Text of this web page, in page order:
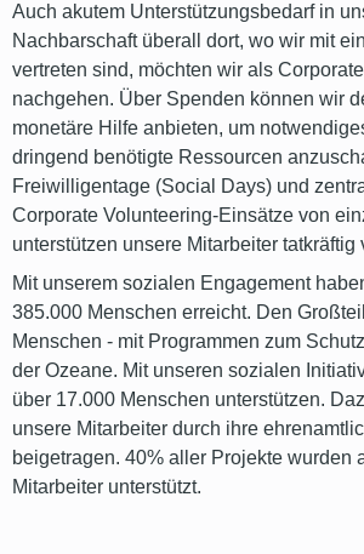
Auch akutem Unterstützungsbedarf in
Nachbarschaft überall dort, wo wir mit
vertreten sind, möchten wir als
nachgehen. Über Spenden können wir
monetäre Hilfe anbieten, um
dringend benötigte Ressourcen
Freiwilligentage (Social Days) und
Corporate Volunteering-Einsätze von
unterstützen unsere Mitarbeiter tatkräftig
Mit unserem sozialen Engagement
385.000 Menschen erreicht. Den
Menschen - mit Programmen zum
der Ozeane. Mit unseren sozialen
über 17.000 Menschen unterstützen.
unsere Mitarbeiter durch ihre
beigetragen. 40% aller Projekte wurden
Mitarbeiter unterstützt.